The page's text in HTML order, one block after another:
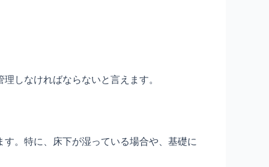
しなければならないと言えます。
。特に、床下が湿っている場合や、基礎に